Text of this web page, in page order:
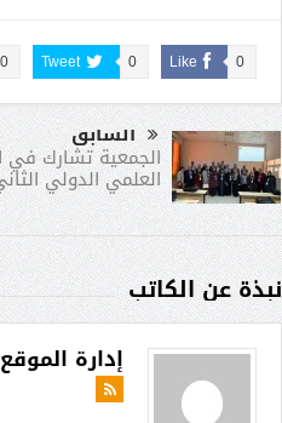
Like 0
Tweet 0
0
السابق
الجمعية تشارك في
العلمي الدولي
نبذة عن الكاتب
إدارة الموقع